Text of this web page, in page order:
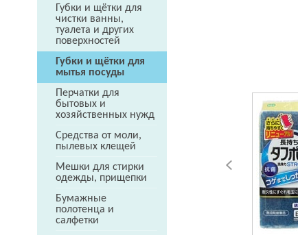
Губки и щётки для
чистки ванны,
туалета и других
поверхностей
Губки и щётки для
мытья посуды
Перчатки для
бытовых и
хозяйственных нужд
Средства от моли,
пылевых клещей
Мешки для стирки
одежды, прищепки
Бумажные
полотенца и
салфетки